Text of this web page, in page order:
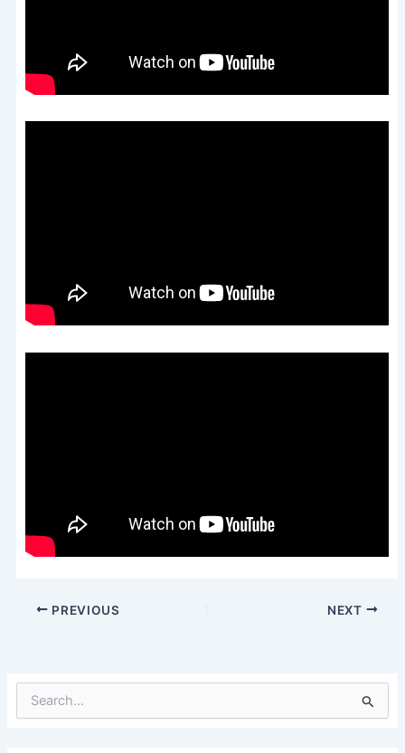
PREVIOUS NEXT